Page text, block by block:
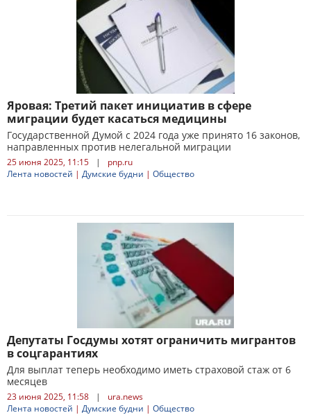
Яровая: Третий пакет инициатив в сфере
миграции будет касаться медицины
Государственной Думой с 2024 года уже ​принято 16 законов,
направленных против нелегальной миграции
25 июня 2025, 11:15 |
pnp.ru
Лента новостей | Думские будни | Общество
Депутаты Госдумы хотят ограничить мигрантов
в соцгарантиях
Для выплат теперь необходимо иметь страховой стаж от 6
месяцев
23 июня 2025, 11:58 |
ura.news
Лента новостей | Думские будни | Общество